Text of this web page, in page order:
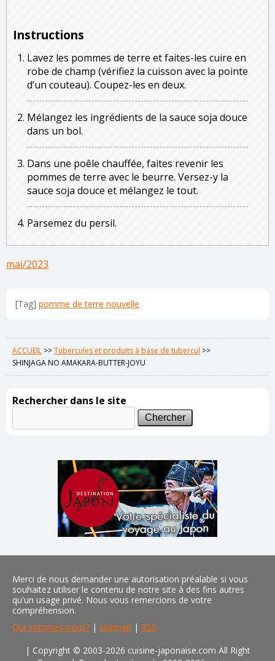
Instructions
Lavez les pommes de terre et faites-les cuire en
robe de champ (vérifiez la cuisson avec la pointe
d’un couteau). Coupez-les en deux.
Mélangez les ingrédients de la sauce soja douce
dans un bol.
Dans une poêle chauffée, faites revenir les
pommes de terre avec le beurre. Versez-y la
sauce soja douce et mélangez le tout.
Parsemez du persil.
mai/2023
[Tag] pomme de terre nouvelle
ACCUEIL >>Tubercules et produits à base de tubercul >>
SHINJAGA NO AMAKARA-BUTTER-JOYU
Rechercher dans le site
Merci de nous demander une autorisation préalable si vous
souhaitez utiliser le contenu de notre site à des fins autres
qu'un usage privé. Nous vous remercions de votre
compréhension.
Qui sommes-nous? | sitemap | RSS
| Copyright © 2003-2026 cuisine-japonaise.com All Right